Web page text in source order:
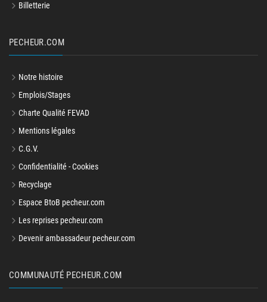
Billetterie
PECHEUR.COM
Notre histoire
Emplois/Stages
Charte Qualité FEVAD
Mentions légales
C.G.V.
Confidentialité - Cookies
Recyclage
Espace BtoB pecheur.com
Les reprises pecheur.com
Devenir ambassadeur pecheur.com
COMMUNAUTÉ PECHEUR.COM